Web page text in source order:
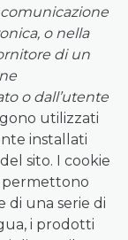
o nella
di un
o dall’utente
utilizzati
installati
sito. I cookie
permettono
di una serie di
i prodotti